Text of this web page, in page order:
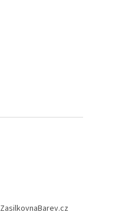
ZasilkovnaBarev.cz